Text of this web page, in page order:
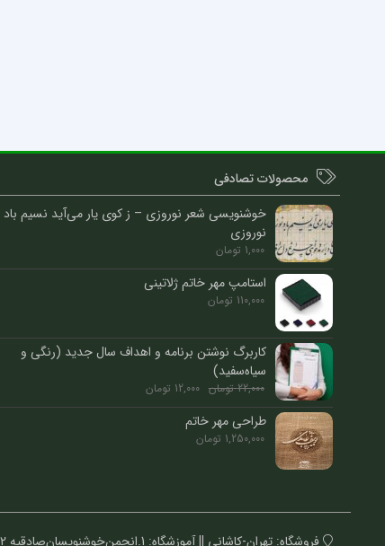
محصولات تصادفی
خوشنویسی شعر نوروزی – ز کوی یار می‌آید نسیم باد
نوروزی
1,000 تومان
استامپ مهر خاتم ژلاتینی
110,000 تومان
کاربرگ نوشتن برنامه و اهداف سال جدید (رنگی و
سیاه‌سفید)
22,000 تومان 12,000 تومان
طراحی مهر خاتم
1,250,000 تومان